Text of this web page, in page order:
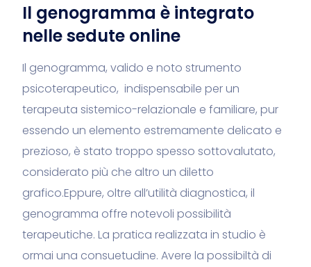
Il genogramma è integrato
nelle sedute online
Il genogramma, valido e noto strumento
psicoterapeutico, indispensabile per un
terapeuta sistemico-relazionale e familiare, pur
essendo un elemento estremamente delicato e
prezioso, è stato troppo spesso sottovalutato,
considerato più che altro un diletto
grafico.Eppure, oltre all’utilità diagnostica, il
genogramma offre notevoli possibilità
terapeutiche. La pratica realizzata in studio è
ormai una consuetudine. Avere la possibiltà di